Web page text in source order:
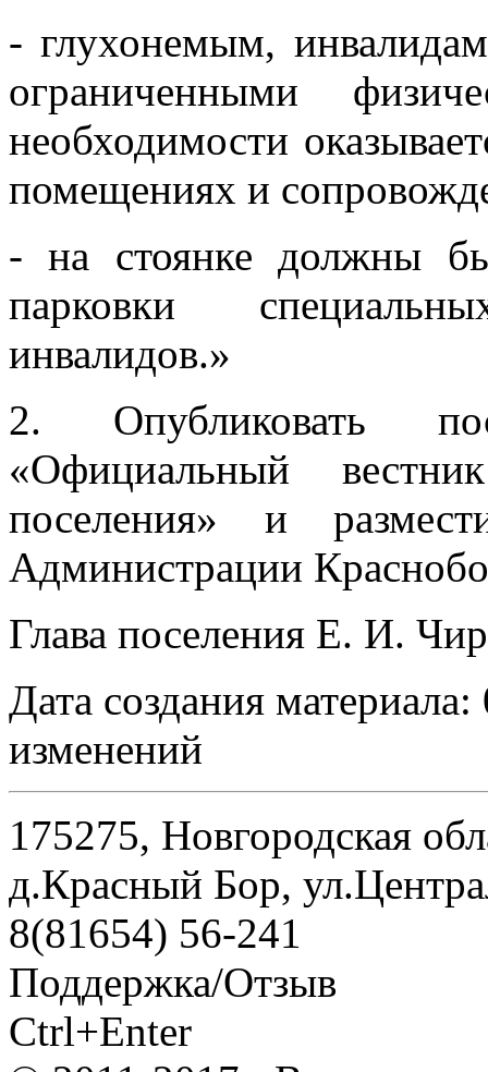
- глухонемым,
ограниченными
необходимости
помещениях и
- на стоянке должны
парковки
инвалидов.»
2. Опубликовать
«Официальный
поселения» и
Администрации
Глава поселения Е. И.
Дата создания
изменений
175275, Новгородская
д.Красный Бор,
8(81654) 56-241
Поддержка/Отзыв
Ctrl+Enter